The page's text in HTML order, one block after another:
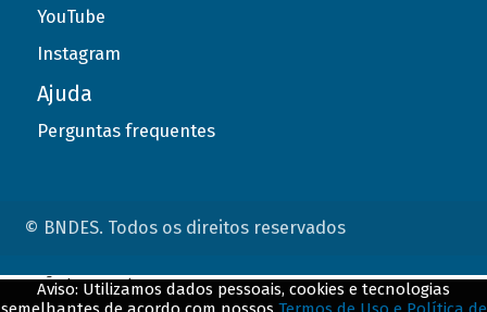
YouTube
Instagram
Ajuda
Perguntas frequentes
© BNDES. Todos os direitos reservados
Aviso: Utilizamos dados pessoais, cookies e tecnologias
ConteÃºdo complementar